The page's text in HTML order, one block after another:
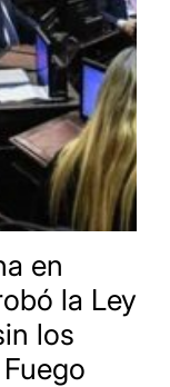
en
la Ley
los